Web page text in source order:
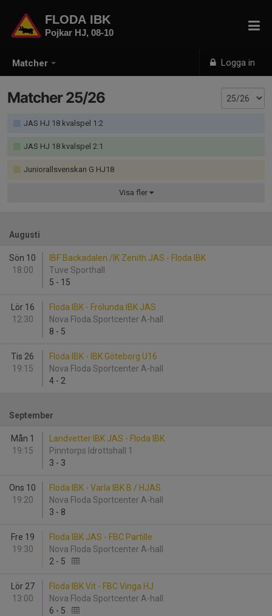
Matcher Logga in
FLODA IBK
Pojkar HJ, 08-10
Matcher 25/26
JAS HJ 18 kvalspel 1:2
JAS HJ 18 kvalspel 2:1
Juniorallsvenskan G HJ18
Visa fler
Augusti
Sön 10
18:00
IBF Backadalen /IK Zenith JAS - Floda IBK
Tuve Sporthall
5 - 15
Lör 16
12:30
Floda IBK - Frölunda IBK JAS
Nova Floda Sportcenter A-hall
8 - 5
Tis 26
19:15
Floda IBK - IBK Göteborg U16
Nova Floda Sportcenter A-hall
4 - 2
September
Mån 1
19:15
Landvetter IBK JAS - Floda IBK
Pinntorps Idrottshall 1
3 - 3
Ons 10
19:20
Floda IBK - Varla IBK B / HJAS
Nova Floda Sportcenter A-hall
3 - 8
Fre 19
19:30
Floda IBK JAS - FBC Partille
Nova Floda Sportcenter A-hall
2 - 5
Lör 27
13:00
Floda IBK Vit - FBC Vinga HJ
Nova Floda Sportcenter A-hall
6 - 5